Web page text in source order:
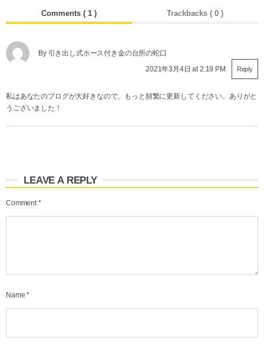
Comments ( 1 ) Trackbacks ( 0 )
By 引き出し式ホース付き金の台所の蛇口
2021年3月4日 at 2:19 PM
Reply
私はあなたのブログが大好きなので、もっと頻繁に更新してください。ありがと
うございました！
LEAVE A REPLY
Comment *
Name *